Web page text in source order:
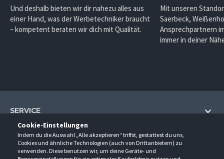
Cookie-Einstellungen
Indem du die Auswahl „Alle akzeptieren“ triffst, gestattest du uns,
Cookies und ähnliche Technologien (auch von Drittanbietern) zu
verwenden. Diese benutzen wir, um deine Geräte- und
Und deshalb bieten wir dir nahezu alles aus
einer Hand, was der Werbetechniker braucht
– kompetent beraten wir dich mit Qualität.
Mit unseren
Saerbeck,
Ansprechpartnern
immer in deiner
SERVICE
Hilfe und Information
Fragen und Antworten (FAQ)
UNTERNEHMEN
Über uns